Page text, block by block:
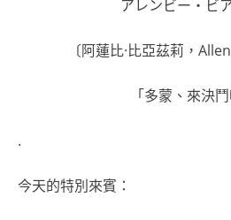
アレンビー・ビ
〔阿蓮比·比亞茲莉，
「多蒙、來決
.
今天的特別來賓：